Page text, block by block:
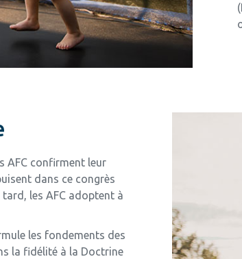
AFC confirment leur
dans ce congrès
tard, les AFC adoptent à
les fondements des
la fidélité à la Doctrine